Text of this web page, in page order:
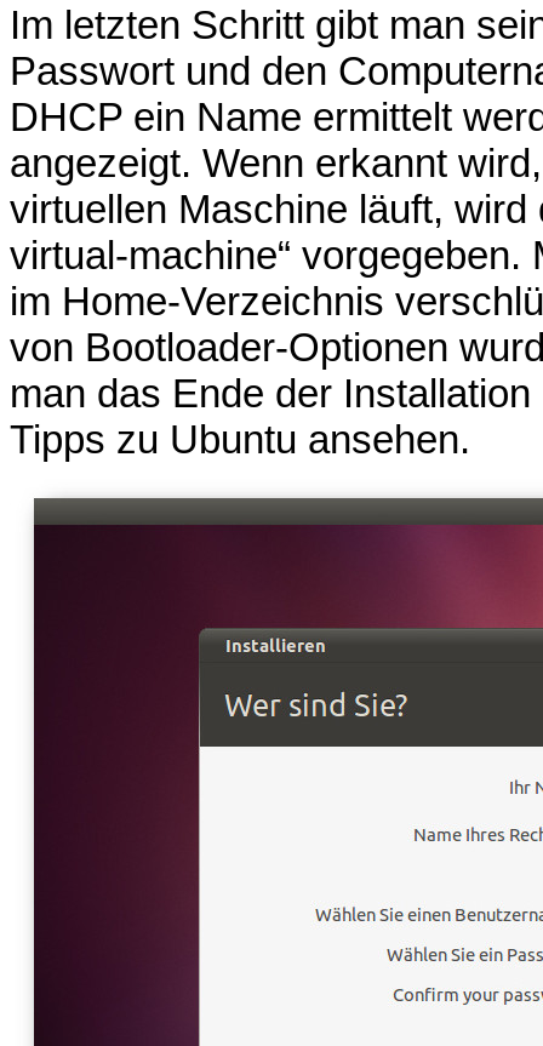
Im letzten Schritt gibt man
Passwort und den
DHCP ein Name ermittelt
angezeigt. Wenn erkannt
virtuellen Maschine läuft,
virtual-machine“
im Home-Verzeichnis
von Bootloader-Optionen
man das Ende der
Tipps zu Ubuntu ansehen.